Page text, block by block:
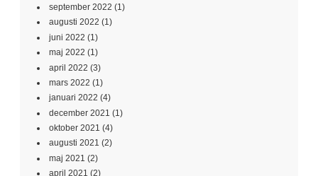
september 2022 (1)
augusti 2022 (1)
juni 2022 (1)
maj 2022 (1)
april 2022 (3)
mars 2022 (1)
januari 2022 (4)
december 2021 (1)
oktober 2021 (4)
augusti 2021 (2)
maj 2021 (2)
april 2021 (2)